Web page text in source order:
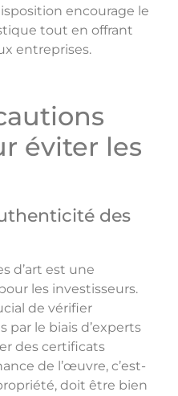
encourage le
tout en offrant
entreprises.
éviter les
des
d’art est une
les investisseurs.
de vérifier
par le biais d’experts
des certificats
de l’œuvre, c’est-
doit être bien